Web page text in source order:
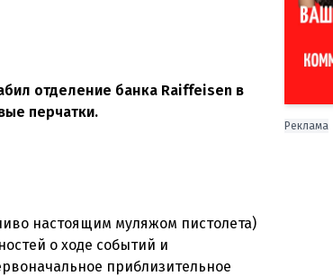
отделение банка Raiffeisen в
перчатки.
настоящим муляжом пистолета)
о ходе событий и
приблизительное
Реклама